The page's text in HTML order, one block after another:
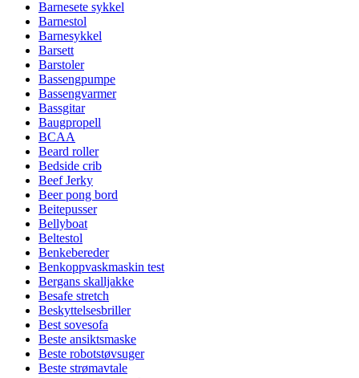
Barnesete sykkel
Barnestol
Barnesykkel
Barsett
Barstoler
Bassengpumpe
Bassengvarmer
Bassgitar
Baugpropell
BCAA
Beard roller
Bedside crib
Beef Jerky
Beer pong bord
Beitepusser
Bellyboat
Beltestol
Benkebereder
Benkoppvaskmaskin test
Bergans skalljakke
Besafe stretch
Beskyttelsesbriller
Best sovesofa
Beste ansiktsmaske
Beste robotstøvsuger
Beste strømavtale